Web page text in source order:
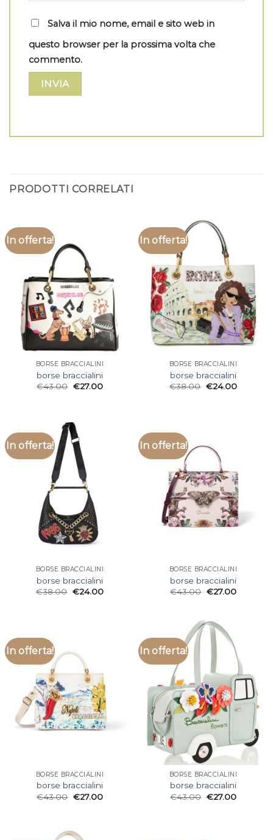
Salva il mio nome, email e sito web in
questo browser per la prossima volta che
commento.
PRODOTTI CORRELATI
In offerta!
BORSE BRACCIALINI
borse braccialini
€43.00 €27.00
In offerta!
BORSE BRACCIALINI
borse braccialini
€38.00 €24.00
In offerta!
BORSE BRACCIALINI
borse braccialini
€38.00 €24.00
In offerta!
BORSE BRACCIALINI
borse braccialini
€43.00 €27.00
In offerta!
BORSE BRACCIALINI
borse braccialini
€43.00 €27.00
In offerta!
BORSE BRACCIALINI
borse braccialini
€43.00 €27.00